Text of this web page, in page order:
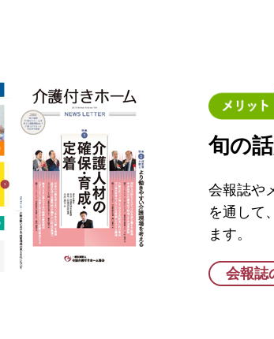
旬の
会報誌や
を通して
ます。
会報誌